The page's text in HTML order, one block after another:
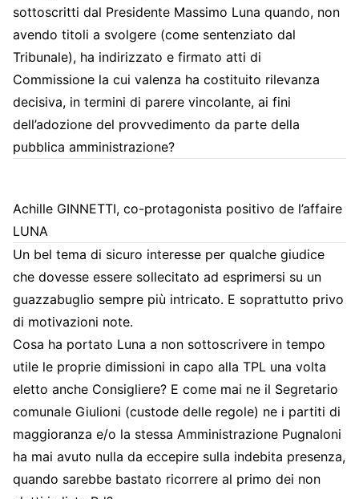
sottoscritti dal Presidente Massimo Luna quando, non
avendo titoli a svolgere (come sentenziato dal
Tribunale), ha indirizzato e firmato atti di
Commissione la cui valenza ha costituito rilevanza
decisiva, in termini di parere vincolante, ai fini
dell’adozione del provvedimento da parte della
pubblica amministrazione?
Achille GINNETTI, co-protagonista positivo de l’affaire
LUNA
Un bel tema di sicuro interesse per qualche giudice
che dovesse essere sollecitato ad esprimersi su un
guazzabuglio sempre più intricato. E soprattutto privo
di motivazioni note.
Cosa ha portato Luna a non sottoscrivere in tempo
utile le proprie dimissioni in capo alla TPL una volta
eletto anche Consigliere? E come mai ne il Segretario
comunale Giulioni (custode delle regole) ne i partiti di
maggioranza e/o la stessa Amministrazione Pugnaloni
ha mai avuto nulla da eccepire sulla indebita presenza,
quando sarebbe bastato ricorrere al primo dei non